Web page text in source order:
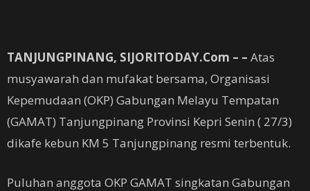
TANJUNGPINANG, SIJORITODAY.Com – – Atas
musyawarah dan mufakat bersama, Organisasi
Kepemudaan (OKP) Gabungan Melayu Tempatan
(GAMAT) Tanjungpinang Provinsi Kepri Senin ( 27/3)
dikafe kebun KM 5 Tanjungpinang resmi terbentuk.
Puluhan anggota OKP GAMAT singkatan Gabungan